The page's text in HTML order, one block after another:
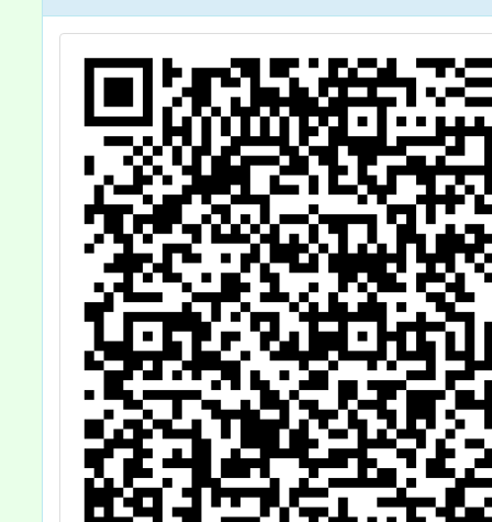
迎高中暨國中九
年級學生適性探
索機會，